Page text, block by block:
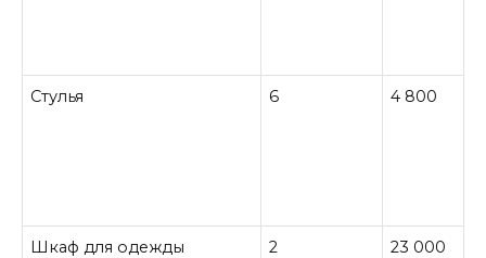
Стулья 6 4 800
Шкаф для одежды 2 23 000